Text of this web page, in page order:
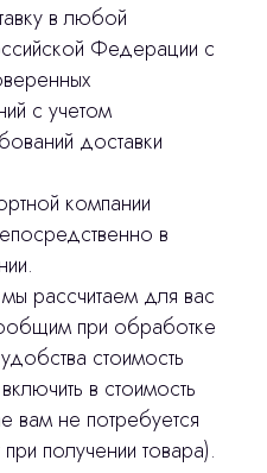
в любой
Федерации с
с учетом
доставки
компании
в
рассчитаем для вас
при обработке
стоимость
в стоимость
вам не потребуется
получении товара).
и